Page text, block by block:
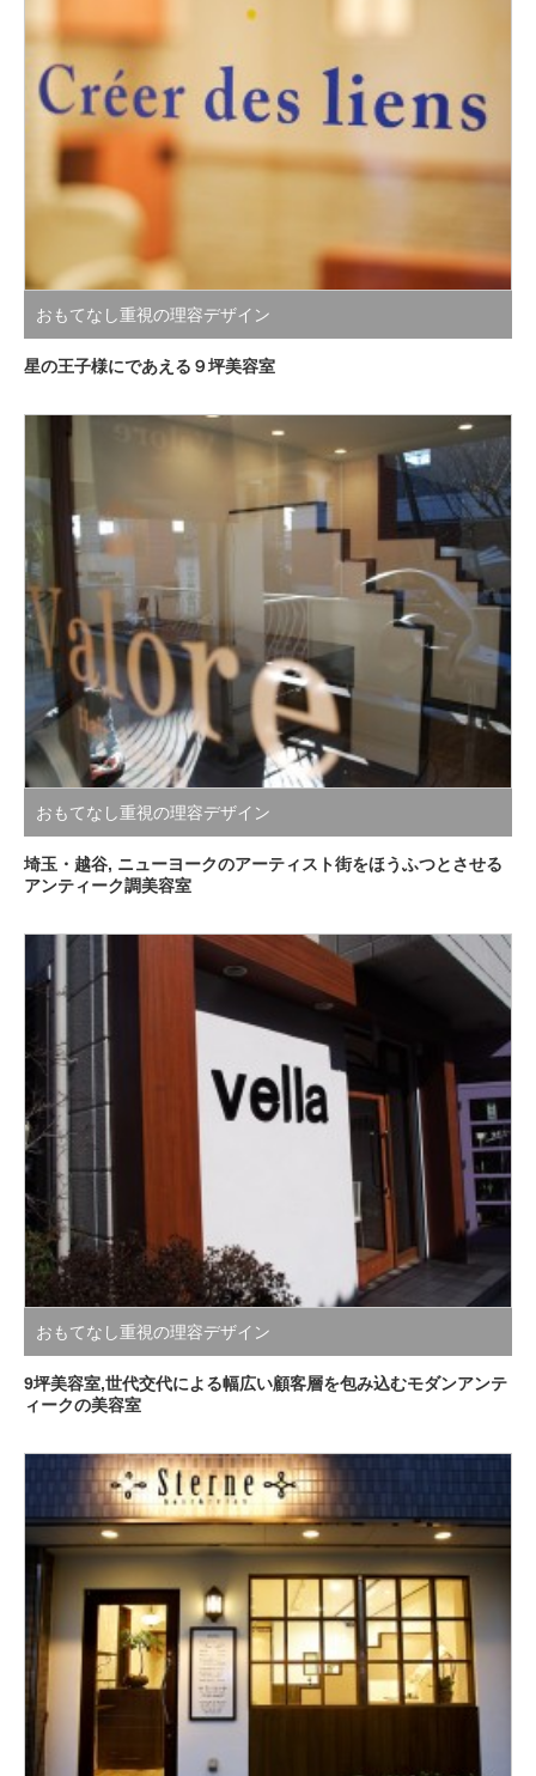
おもてなし重視の理容デザイン
星の王子様にであえる９坪美容室
おもてなし重視の理容デザイン
埼玉・越谷, ニューヨークのアーティスト街をほうふつとさせる
アンティーク調美容室
おもてなし重視の理容デザイン
9坪美容室,世代交代による幅広い顧客層を包み込むモダンアンテ
ィークの美容室